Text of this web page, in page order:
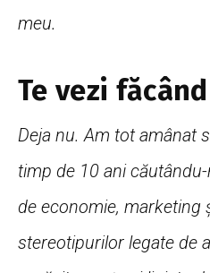
meu.
Te vezi făcând
Deja nu. Am tot amânat
timp de 10 ani
de economie, marketing
stereotipurilor legate de